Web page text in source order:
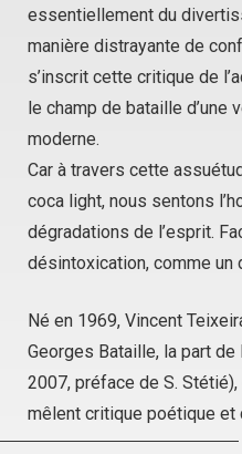
essentiellement du
manière distrayante de
s’inscrit cette critique de
le champ de bataille d’une
moderne.
Car à travers cette
coca light, nous sentons
dégradations de l’esprit.
désintoxication, comme
Né en 1969, Vincent
Georges Bataille, la part de
2007, préface de S.
mêlent critique poétique et